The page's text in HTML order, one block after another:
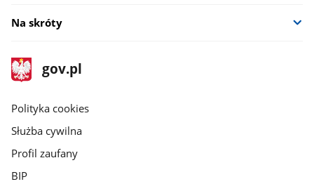
Na skróty
stopka
gov.pl
Strona
gov.pl
gov.pl
Polityka cookies
Służba cywilna
Profil zaufany
BIP